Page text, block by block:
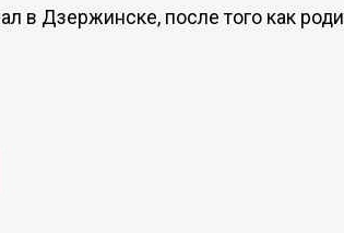
в Дзержинске, после того как